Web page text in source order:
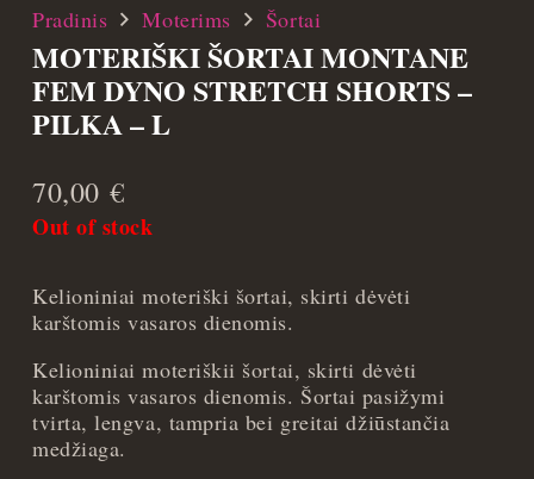
Pradinis Moterims Šortai
MOTERIŠKI ŠORTAI MONTANE
FEM DYNO STRETCH SHORTS –
PILKA – L
70,00€
Out of stock
Kelioniniai moteriški šortai, skirti dėvėti
karštomis vasaros dienomis.
Kelioniniai moteriškii šortai, skirti dėvėti
karštomis vasaros dienomis. Šortai pasižymi
tvirta, lengva, tampria bei greitai džiūstančia
medžiaga.